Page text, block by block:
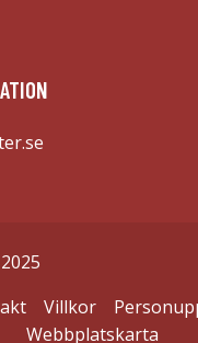
Villkor
Webbplatskarta